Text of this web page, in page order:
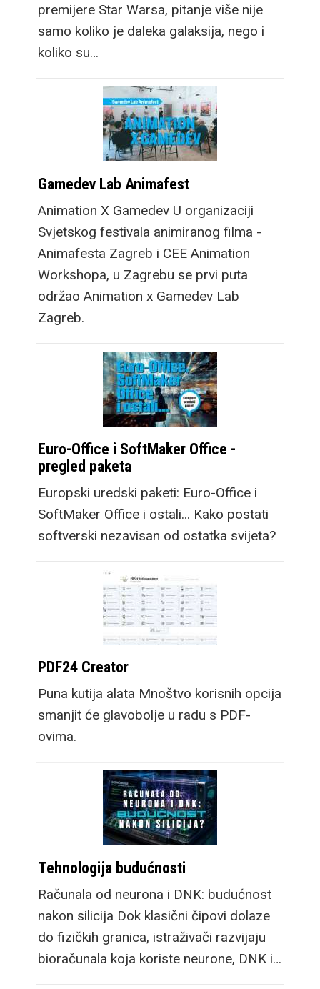
premijere Star Warsa, pitanje više nije
samo koliko je daleka galaksija, nego i
koliko su…
Gamedev Lab Animafest
Animation X Gamedev U organizaciji
Svjetskog festivala animiranog filma -
Animafesta Zagreb i CEE Animation
Workshopa, u Zagrebu se prvi puta
održao Animation x Gamedev Lab
Zagreb.
Euro-Office i SoftMaker Office -
pregled paketa
Europski uredski paketi: Euro-Office i
SoftMaker Office i ostali... Kako postati
softverski nezavisan od ostatka svijeta?
PDF24 Creator
Puna kutija alata Mnoštvo korisnih opcija
smanjit će glavobolje u radu s PDF-
ovima.
Tehnologija budućnosti
Računala od neurona i DNK: budućnost
nakon silicija Dok klasični čipovi dolaze
do fizičkih granica, istraživači razvijaju
bioračunala koja koriste neurone, DNK i…